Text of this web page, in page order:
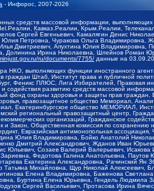
- Инфорос, 2007-2026
средств массовой информации, выполняющих
Кавказ.Реалии, Крым.Реалии,
Сергей Евгеньевич, Камалягин Денис
Петровна, Чуракова Ольга Владимировна,
Дмитриевич, Апухтина Юлия Владимировна,
Долинина Ирина Николаевна, Шлейнов Роман
ru/documents/7755/ данные на
НКО, выполняющих функции иностранного
граждан Штаб, Институт права и публичной
Феникс ПЛЮС, Лига Избирателей, Правовая
содействия развитию средств массовой
фонд охраны здоровья и защиты прав
правозащитное общество Мемориал,
Екатеринбургское общество МЕМОРИАЛ,
региональный правозащитный центр,
организаций, Гражданское
и Закон, Общественная комиссия по
Евразийская антимонопольная
Юлия Владимировна, Бойко Анатолий
Дмитрий Александрович, Жданов Иван
Юльевич, Созаев Валерий Валерьевич,
Федотова Галина Анатольевна, Паутов
Екатерина Александровна, Рачинский
Татьяна Михайловна, Щур Николай Алексеевич,
Елена Владимировна, Баженова
Буртина Елена Юрьевна, Гендель Людмила
Сергей Васильевич, Протасова Ирина